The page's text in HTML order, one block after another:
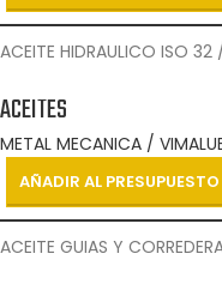
ACEITE HIDRAULICO ISO
ACEITES
METAL MECANICA /
AÑADIR AL PRESUPUESTO
ACEITE GUIAS Y